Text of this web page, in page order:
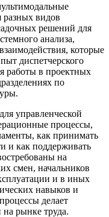
разных видов
решений для
анализа,
которые
диспетчерского
работы в проектных
по
управленческой
процессы,
как принимать
и как поддерживать
на
смен, начальников
и в иных
навыков и
делает
рынке труда.